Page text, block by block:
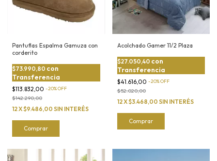
Pantuflas Espalma Gamuza con
corderito
$113.832,00 -20%OFF
$142.290,00
$73.990,80 con
Transferencia
12X$9.486,00 SIN INTERÉS
Comprar
Acolchado Gamer 11/2 Plaza
$41.616,00 -20%OFF
$52.020,00
$27.050,40 con
Transferencia
12X$3.468,00 SIN INTERÉS
Comprar